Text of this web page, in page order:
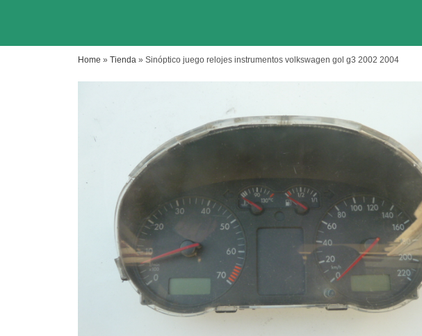
Home » Tienda » Sinóptico juego relojes instrumentos volkswagen gol g3 2002 2004